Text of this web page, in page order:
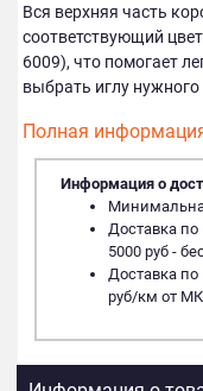
Вся верхняя часть
соответствующий
6009), что помогает
выбрать иглу
Полная
Информация о
Доставка по
5000 руб -
Доставка по
руб/км от